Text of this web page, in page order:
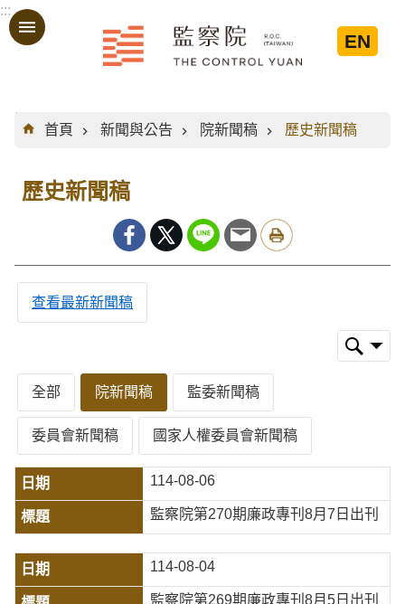
跳到主要內容區塊
:::
EN
:::
首頁
新聞與公告 院新聞稿 歷史新聞稿
歷史新聞稿
查看最新新聞稿
全部 院新聞稿 監委新聞稿
委員會新聞稿 國家人權委員會新聞稿
114-08-06
監察院第270期廉政專刊8月7日出刊
114-08-04
監察院第269期廉政專刊8月5日出刊